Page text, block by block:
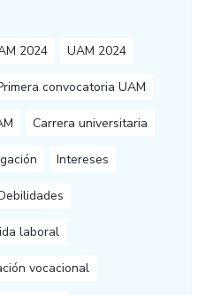
2024 UAM 2024
convocatoria UAM
Carrera universitaria
Intereses
laboral
vocacional